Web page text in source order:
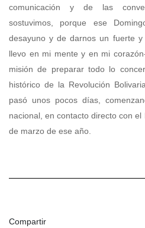
comunicación y de las
sostuvimos, porque ese
desayuno y de darnos un fuerte
llevo en mi mente y en mi
misión de preparar todo lo
histórico de la Revolución
pasó unos pocos días,
nacional, en contacto directo con
de marzo de ese año.
Compartir